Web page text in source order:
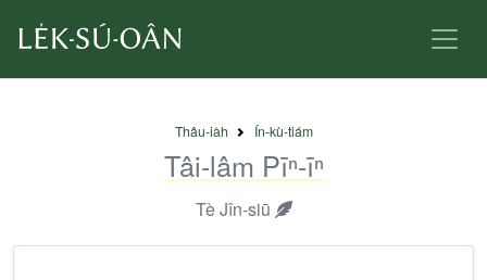
Thâu-ia̍h Ín-kù-tiám
Tâi-lâm Pīⁿ-īⁿ
Tè Jîn-siū